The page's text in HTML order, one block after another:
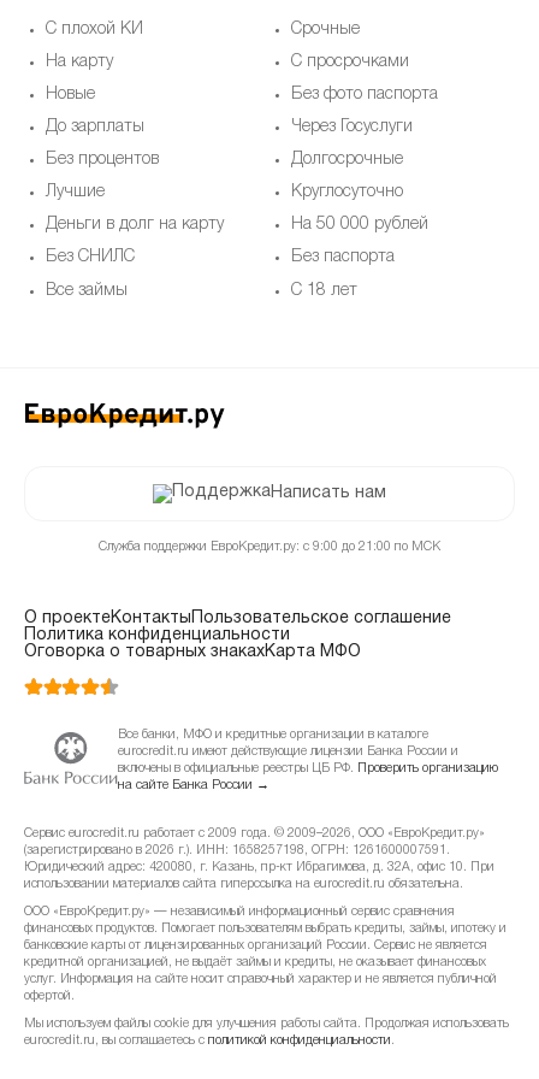
С плохой КИ
На карту
Новые
До зарплаты
Без процентов
Лучшие
Деньги в долг на карту
Без СНИЛС
Все займы
Срочные
С просрочками
Без фото паспорта
Через Госуслуги
Долгосрочные
Круглосуточно
На 50 000 рублей
Без паспорта
С 18 лет
Написать нам
Служба поддержки ЕвроКредит.ру: с 9:00 до 21:00 по МСК
О проектеКонтакты Пользовательское соглашение
Политика конфиденциальности
Оговорка о товарных знакахКарта МФО
Все банки, МФО и кредитные организации в каталоге
eurocredit.ru имеют действующие лицензии Банка России и
включены в официальные реестры ЦБ РФ.
Проверить организацию
на сайте Банка России →
Сервис eurocredit.ru работает с 2009 года. © 2009–2026, ООО «ЕвроКредит.ру»
(зарегистрировано в 2026 г.). ИНН: 1658257198, ОГРН: 1261600007591.
Юридический адрес: 420080, г. Казань, пр-кт Ибрагимова, д. 32А, офис 10. При
использовании материалов сайта гиперссылка на eurocredit.ru обязательна.
ООО «ЕвроКредит.ру» — независимый информационный сервис сравнения
финансовых продуктов. Помогает пользователям выбрать кредиты, займы, ипотеку и
банковские карты от лицензированных организаций России. Сервис не является
кредитной организацией, не выдаёт займы и кредиты, не оказывает финансовых
услуг. Информация на сайте носит справочный характер и не является публичной
офертой.
Мы используем файлы cookie для улучшения работы сайта. Продолжая использовать
eurocredit.ru, вы соглашаетесь с политикой конфиденциальности